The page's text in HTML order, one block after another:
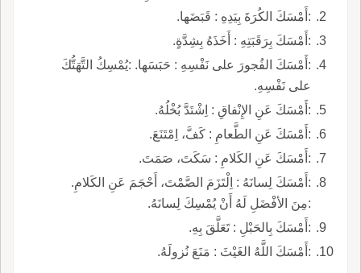
:أَمْسَكَ الكُرَةَ بِيَدِهِ : قَبَضَها.
:أَمْسَكَ بِرَقَبَتِهِ : أَخَذَهُ بِشِدَّةٍ.
:أَمْسَكَ الفُجورَ على نَفْسِهِ : حَبَسَها. :يُمْسِكُ التَّهَتُّكَ
على نَفْسِهِ.
:أَمْسَكَ عَنِ الإِنْفاقِ : اِشْتَدَّ بُخْلُهُ.
:أَمْسَكَ عَنِ الطَّعامِ : كَفَّ، اِمْتَنَعَ.
:أَمْسَكَ عَنِ الكَلامِ : سَكَتَ، صَمَتَ.
:أَمْسَكَ لِسانَهُ : اِلْتَزَمَ الصَّمْتَ، أَحْجَمَ عَنِ الكَلامِ.
:مِنَ الأفْضَلِ لَهُ أَنْ يُمْسِكَ لِسانَهُ.
:أَمْسَكَ بِالحَبْلِ : تَعَلَّقَ بِهِ.
:أَمْسَكَ اللَّهُ الغَيْثَ : مَنَعَ نُزولَهُ.